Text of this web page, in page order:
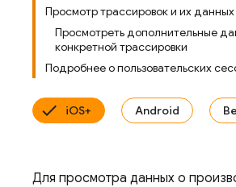
Просмотр трассировок и их данных
Просмотреть дополнительные
конкретной трассировки
Подробнее о пользовательских
iOS+ Android
Для просмотра данных о